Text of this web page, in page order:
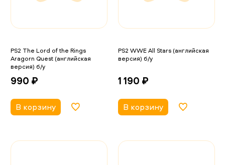
PS2 The Lord of the Rings
Aragorn Quest (английская
версия) б/у
990 ₽
В корзину
PS2 WWE All Stars (английская
версия) б/у
1 190 ₽
В корзину